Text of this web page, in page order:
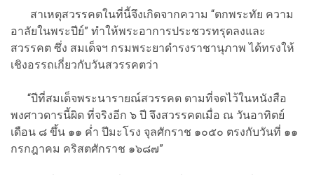
สาเหตุสวรรคตในที่นี้จึงเกิดจากความ “ตกพระทัย ความ
อาลัยในพระปีย์” ทำให้พระอาการประชวรทรุดลงและ
สวรรคต ซึ่ง สมเด็จฯ กรมพระยาดำรงราชานุภาพ ได้ทรงให้
เชิงอรรถเกี่ยวกับวันสวรรคตว่า
“ปีที่สมเด็จพระนารายณ์สวรรคต ตามที่จดไว้ในหนังสือ
พงศาวดารนี้ผิด ที่จริงอีก ๖ ปี จึงสวรรคตเมื่อ ณ วันอาทิตย์
เดือน ๘ ขึ้น ๑๑ ค่ำ ปีมะโรง จุลศักราช ๑๐๕๐ ตรงกับวันที่ ๑๑
กรกฎาคม คริสตศักราช ๑๖๘๗”